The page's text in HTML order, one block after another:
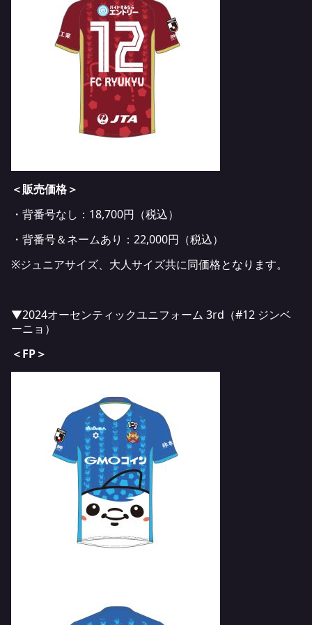
＜販売価格＞
・背番号なし：18,700円（税込）
・背番号＆ネームあり：22,000円（税込）
※ジュニアサイズ、大人サイズ共に同価格となります。
▼2024オーセンティックユニフォーム 3rd（#12 ジンベ
ーニョ）
＜FP＞